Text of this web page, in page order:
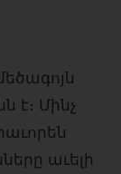
է։ Մինչ
աւելի